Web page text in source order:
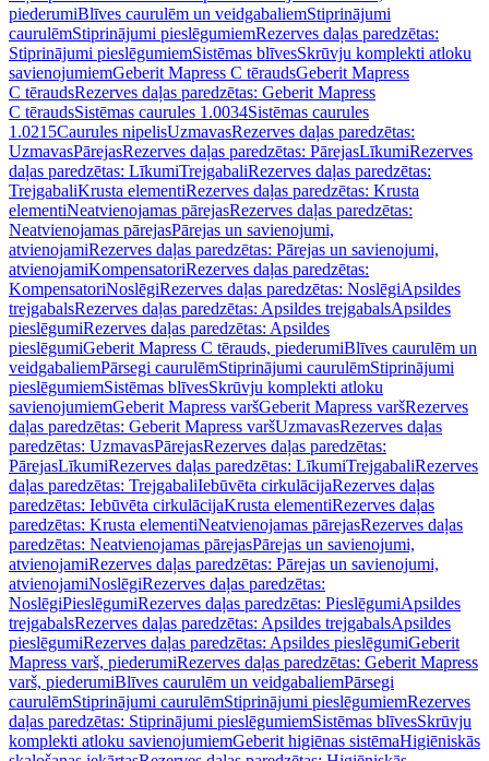
piederumiBlīves caurulēm un veidgabaliemStiprinājumi
caurulēmStiprinājumi pieslēgumiemRezerves daļas paredzētas:
Stiprinājumi pieslēgumiemSistēmas blīvesSkrūvju komplekti atloku
savienojumiemGeberit Mapress C tēraudsGeberit Mapress
C tēraudsRezerves daļas paredzētas: Geberit Mapress
C tēraudsSistēmas caurules 1.0034Sistēmas caurules
1.0215Caurules nipelisUzmavasRezerves daļas paredzētas:
UzmavasPārejasRezerves daļas paredzētas: PārejasLīkumiRezerves
daļas paredzētas: LīkumiTrejgabaliRezerves daļas paredzētas:
TrejgabaliKrusta elementiRezerves daļas paredzētas: Krusta
elementiNeatvienojamas pārejasRezerves daļas paredzētas:
Neatvienojamas pārejasPārejas un savienojumi,
atvienojamiRezerves daļas paredzētas: Pārejas un savienojumi,
atvienojamiKompensatoriRezerves daļas paredzētas:
KompensatoriNoslēgiRezerves daļas paredzētas: NoslēgiApsildes
trejgabalsRezerves daļas paredzētas: Apsildes trejgabalsApsildes
pieslēgumiRezerves daļas paredzētas: Apsildes
pieslēgumiGeberit Mapress C tērauds, piederumiBlīves caurulēm un
veidgabaliemPārsegi caurulēmStiprinājumi caurulēmStiprinājumi
pieslēgumiemSistēmas blīvesSkrūvju komplekti atloku
savienojumiemGeberit Mapress varšGeberit Mapress varšRezerves
daļas paredzētas: Geberit Mapress varšUzmavasRezerves daļas
paredzētas: UzmavasPārejasRezerves daļas paredzētas:
PārejasLīkumiRezerves daļas paredzētas: LīkumiTrejgabaliRezerves
daļas paredzētas: TrejgabaliIebūvēta cirkulācijaRezerves daļas
paredzētas: Iebūvēta cirkulācijaKrusta elementiRezerves daļas
paredzētas: Krusta elementiNeatvienojamas pārejasRezerves daļas
paredzētas: Neatvienojamas pārejasPārejas un savienojumi,
atvienojamiRezerves daļas paredzētas: Pārejas un savienojumi,
atvienojamiNoslēgiRezerves daļas paredzētas:
NoslēgiPieslēgumiRezerves daļas paredzētas: PieslēgumiApsildes
trejgabalsRezerves daļas paredzētas: Apsildes trejgabalsApsildes
pieslēgumiRezerves daļas paredzētas: Apsildes pieslēgumiGeberit
Mapress varš, piederumiRezerves daļas paredzētas: Geberit Mapress
varš, piederumiBlīves caurulēm un veidgabaliemPārsegi
caurulēmStiprinājumi caurulēmStiprinājumi pieslēgumiemRezerves
daļas paredzētas: Stiprinājumi pieslēgumiemSistēmas blīvesSkrūvju
komplekti atloku savienojumiemGeberit higiēnas sistēmaHigiēniskās